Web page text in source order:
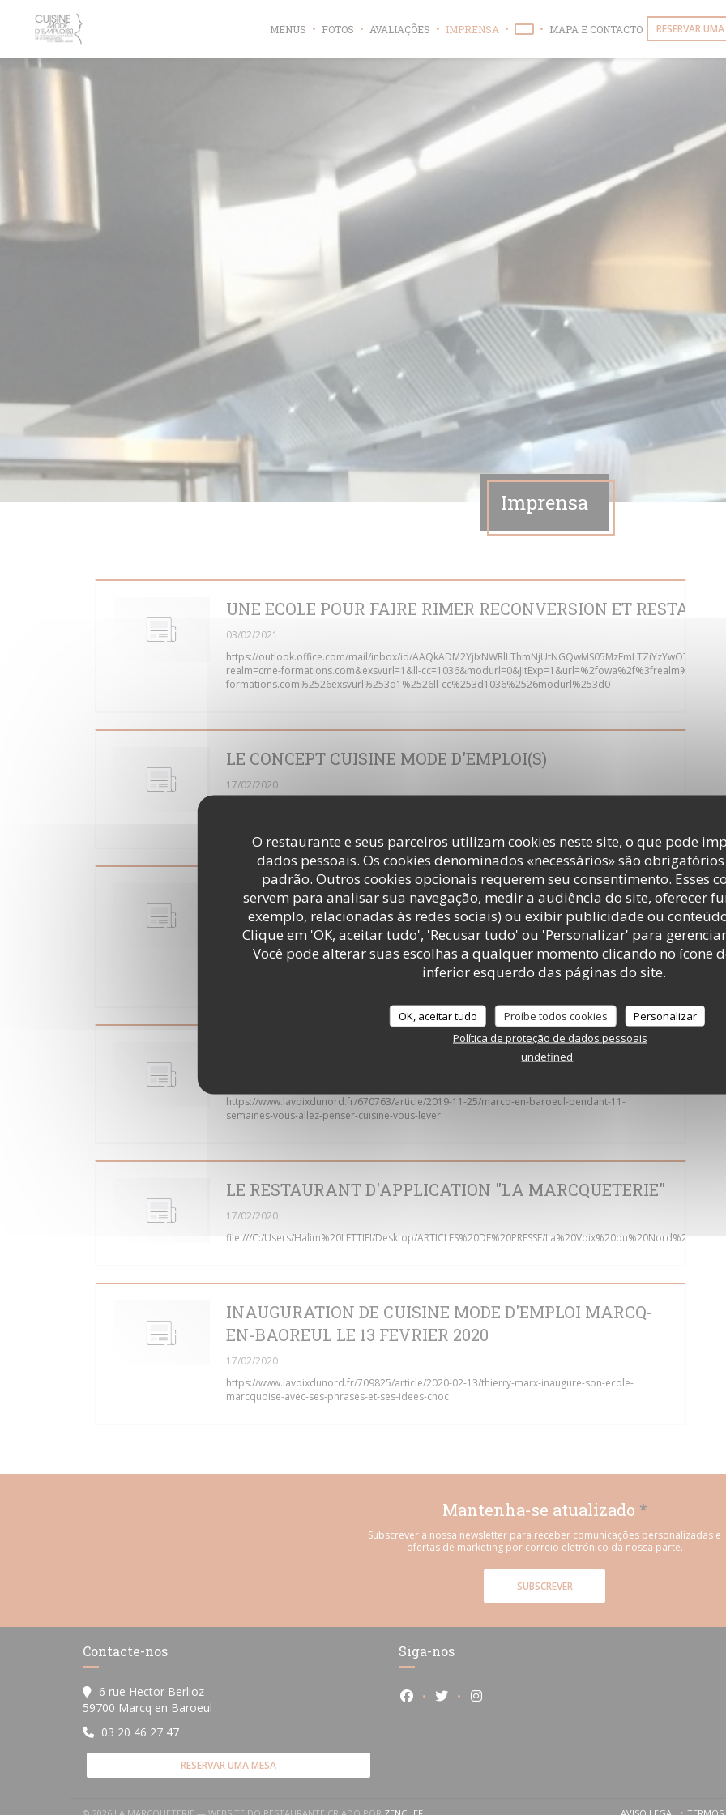
O restaurante e seus parceiros utilizam cookies neste site, o que pode
dados pessoais. Os cookies denominados «necessários» são
padrão. Outros cookies opcionais requerem seu consentimento. Esses
servem para analisar sua navegação, medir a audiência do site, oferecer
exemplo, relacionadas às redes sociais) ou exibir publicidade ou
Clique em 'OK, aceitar tudo', 'Recusar tudo' ou 'Personalizar' para
Você pode alterar suas escolhas a qualquer momento clicando no ícone
inferior esquerdo das páginas do site.
OK, aceitar tudo Proíbe todos cookies
Personalizar
Política de proteção de dados pessoais
undefined
MENUS FOTOS AVALIAÇÕES IMPRENSA ((ABRE NUMA NOVA JANELA))
MAPA E CONTACTO RESERVAR
Imprensa
UNE ECOLE POUR FAIRE RIMER RECONVERSION ET
03/02/2021
https://outlook.office.com/mail/inbox/id/
realm=cme-formations.com&exsvurl=1&ll-
formations.com%2526exsvurl%253d1%2526ll-cc%253d1036%2526modurl%253d0
LE CONCEPT CUISINE MODE D'EMPLOI(S)
17/02/2020
OUVERTURE DE L'ECOLE CUISINE MODE D'EMPLOI(S) LE
13 JANVIER 2020
17/02/2020
https://www.lavoixdunord.fr/694180/article/2020-01-13/premieres-lecons-de-cuisine-pour-les-
douze-eleves-de-l-ecole-nordiste-de-thierry
LA FORMATION CUISINE MODE D'EMPLOI(S)
https://www.lavoixdunord.fr/670763/article/2019-11-25/marcq-en-baroeul-pendant-11-
semaines-vous-allez-penser-cuisine-vous-lever
LE RESTAURANT D'APPLICATION "LA MARCQUETERIE"
17/02/2020
file:///C:/Users/Halim%20LETTIFI/Desktop/ARTICLES%20DE%20PRESSE/
INAUGURATION DE CUISINE MODE D'EMPLOI MARCQ-
EN-BAOREUL LE 13 FEVRIER 2020
17/02/2020
https://www.lavoixdunord.fr/709825/article/2020-02-13/thierry-marx-inaugure-son-ecole-
marcquoise-avec-ses-phrases-et-ses-idees-choc
Mantenha-se atualizado *
Subscrever a nossa newsletter para receber comunicações personalizadas e
ofertas de marketing por correio eletrónico da nossa parte.
SUBSCREVER
Contacte-nos
6 rue Hector Berlioz
59700 Marcq en Baroeul
03 20 46 27 47
RESERVAR UMA MESA
Siga-nos
Facebook ((abre numa nova janela))
Twitter ((abre numa nova janela))
Instagram ((abre numa nova janela))
((ABRE NUMA NOVA JANELA))